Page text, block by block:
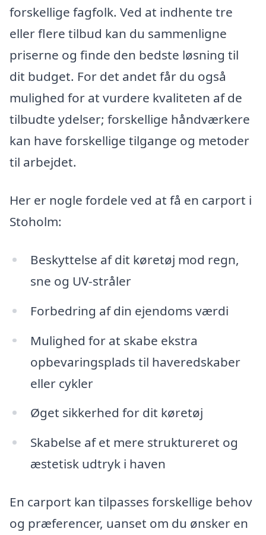
forskellige fagfolk. Ved at indhente tre
eller flere tilbud kan du sammenligne
priserne og finde den bedste løsning til
dit budget. For det andet får du også
mulighed for at vurdere kvaliteten af de
tilbudte ydelser; forskellige håndværkere
kan have forskellige tilgange og metoder
til arbejdet.
Her er nogle fordele ved at få en carport i
Stoholm:
Beskyttelse af dit køretøj mod regn,
sne og UV-stråler
Forbedring af din ejendoms værdi
Mulighed for at skabe ekstra
opbevaringsplads til haveredskaber
eller cykler
Øget sikkerhed for dit køretøj
Skabelse af et mere struktureret og
æstetisk udtryk i haven
En carport kan tilpasses forskellige behov
og præferencer, uanset om du ønsker en